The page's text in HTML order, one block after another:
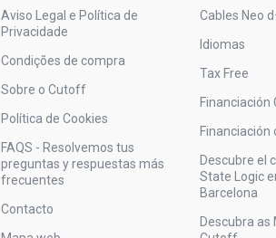
Aviso Legal e Política de
Privacidade
Condições de compra
Sobre o Cutoff
Política de Cookies
FAQS - Resolvemos tus
preguntas y respuestas más
frecuentes
Contacto
Cables Neo
Idiomas
Tax Free
Financiación
Descubre el
State Logic
Barcelona
Descubra as